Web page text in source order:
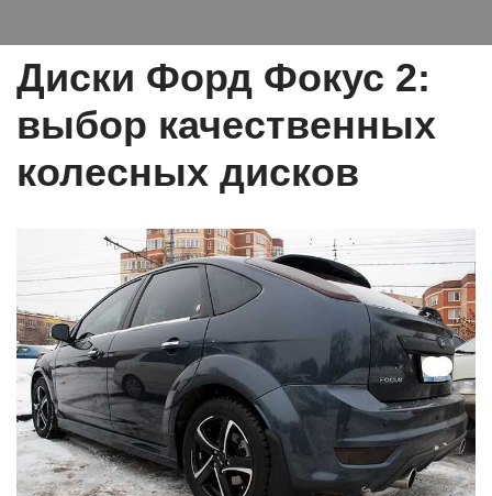
Диски Форд Фокус 2:
выбор качественных
колесных дисков